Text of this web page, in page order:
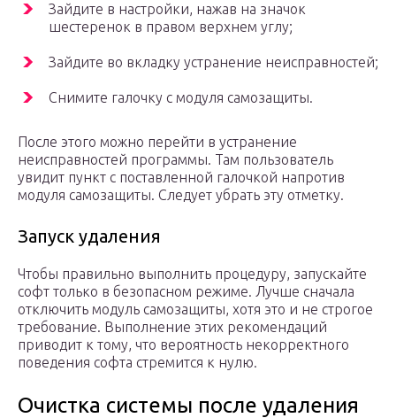
Зайдите в настройки, нажав на значок
шестеренок в правом верхнем углу;
Зайдите во вкладку устранение неисправностей;
Снимите галочку с модуля самозащиты.
После этого можно перейти в устранение
неисправностей программы. Там пользователь
увидит пункт с поставленной галочкой напротив
модуля самозащиты. Следует убрать эту отметку.
Запуск удаления
Чтобы правильно выполнить процедуру, запускайте
софт только в безопасном режиме. Лучше сначала
отключить модуль самозащиты, хотя это и не строгое
требование. Выполнение этих рекомендаций
приводит к тому, что вероятность некорректного
поведения софта стремится к нулю.
Очистка системы после удаления